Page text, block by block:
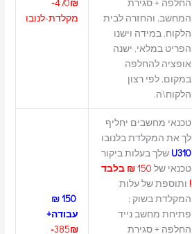
החלפה + סגירת
המחשב, והחזרה לבית
הלקוח, במידה וישנו
הפריט במלאי, ישנה
אופציה להחלפה
במקום, לפי רצון
הלקוח\ה.
470₪-
מקלדת-לנובו
טכנאי מחשבים יחליף
לך את המקלדת בלנובו
U310 שלך בעלות ביקור
טכנאי של 150₪ בלבד
! ותוספת של עלות
המקלדת בשוק ;
פתיחת מחשב נייד
החלפה + סגירת
150 ₪
עבודה+
385₪-